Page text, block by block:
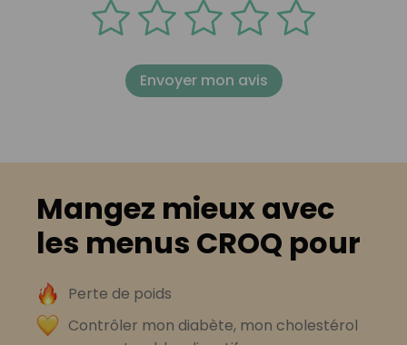
Envoyer mon avis
Mangez mieux avec
les menus CROQ pour
Perte de poids
Contrôler mon diabète, mon cholestérol